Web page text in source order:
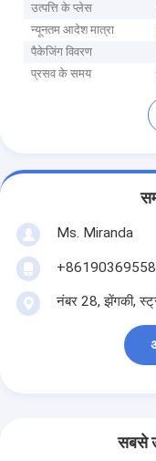
उत्पत्ति के प्लेस
न्यूनतम आदेश मात्रा
पैकेजिंग विवरण
प्रसव के समय
Ms. Miranda
नंबर 28, झेंगकी,
सबसे